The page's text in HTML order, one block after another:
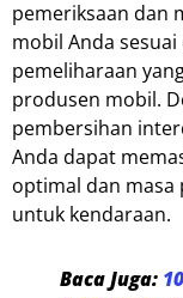
pemeriksaan dan
mobil Anda
pemeliharaan
produsen mobil.
pembersihan
Anda dapat
optimal dan masa
untuk kendaraan.
Baca Juga: